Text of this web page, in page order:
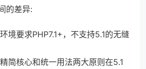
的差异:
境要求PHP7.1+，不支持5.1的无缝
简核心和统一用法两大原则在5.1